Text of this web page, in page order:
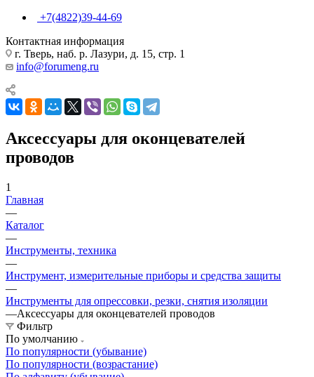
+7(4822)39-44-69
Контактная информация
г. Тверь, наб. р. Лазури, д. 15, стр. 1
info@forumeng.ru
Аксессуары для оконцевателей
проводов
1
Главная
—
Каталог
—
Инструменты, техника
—
Инструмент, измерительные приборы и средства защиты
—
Инструменты для опрессовки, резки, снятия изоляции
—Аксессуары для оконцевателей проводов
Фильтр
По умолчанию
По популярности (убывание)
По популярности (возрастание)